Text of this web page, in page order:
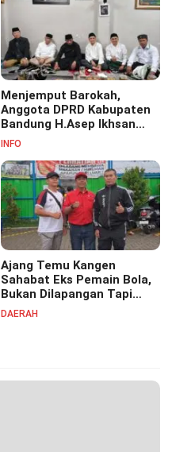
Menjemput Barokah,
Anggota DPRD Kabupaten
Bandung H.Asep Ikhsan
S.Pd.M.M Hadiri Haul Akbar
Pesantren Cipasung.
INFO
Ajang Temu Kangen
Sahabat Eks Pemain Bola,
Bukan Dilapangan Tapi
Ditongkrongan
DAERAH